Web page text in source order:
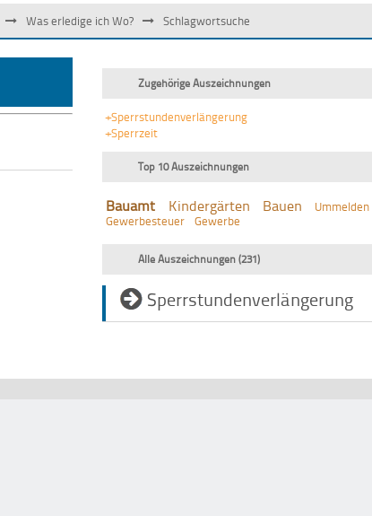
Was erledige ich Wo? Schlagwortsuche
Zugehörige Auszeichnungen
+Sperrstundenverlängerung
+Sperrzeit
Top 10 Auszeichnungen
Bauamt Kindergärten Bauen Ummelden
Gewerbesteuer
Gewerbe
Alle Auszeichnungen (231)
Sperrstundenverlängerung